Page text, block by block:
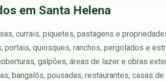
em Santa Helena
currais, piquetes, pastagens e
portais, quiosques, ranchos, pergolados e
galpões, áreas de lazer e obras
bangalôs, pousadas, restaurantes, casas